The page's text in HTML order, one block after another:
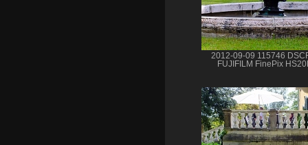
2012-09-09 115746
FUJIFILM FinePix